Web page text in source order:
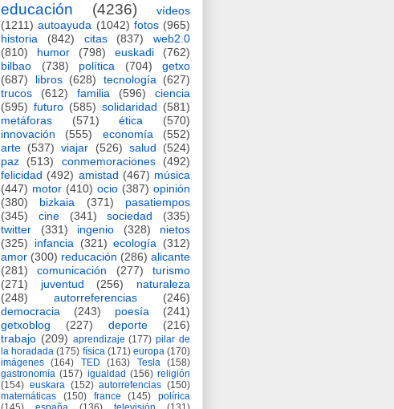
educación (4236)
vídeos
(1211) autoayuda (1042) fotos (965)
historia
(842) citas (837)
web2.0
(810)
humor (798) euskadi
(762)
bilbao
(738) política (704)
getxo
(687)
libros (628) tecnología
(627)
trucos
(612) familia (596)
ciencia
(595) futuro (585) solidaridad (581)
metáforas
(571) ética
(570)
innovación
(555) economía
(552)
arte (537) viajar (526) salud
(524)
paz
(513) conmemoraciones
(492)
felicidad (492) amistad (467) música
(447) motor (410) ocio (387) opinión
(380)
bizkaia (371)
pasatiempos
(345)
cine (341) sociedad
(335)
twitter
(331) ingenio (328)
nietos
(325)
infancia (321) ecología
(312)
amor (300) reducación (286) alicante
(281)
comunicación (277)
turismo
(271)
juventud (256)
naturaleza
(248)
autorreferencias
(246)
democracia
(243) poesía
(241)
getxoblog
(227) deporte
(216)
trabajo (209) aprendizaje (177) pilar de
la horadada (175) física (171) europa (170)
imágenes
(164) TED (163) Tesla
(158)
gastronomía (157) igualdad (156) religión
(154) euskara (152) autorrefencias (150)
matemáticas
(150) france (145)
polírica